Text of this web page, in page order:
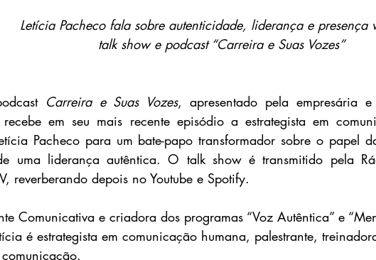
Letícia Pacheco fala sobre autenticidade, liderança e presença
talk show e podcast “Carreira e Suas Vozes”
Carreira e Suas Vozes, apresentado pela empresária e
em seu mais recente episódio a estrategista em
Pacheco para um bate-papo transformador sobre o papel
uma liderança autêntica. O talk show é transmitido pela
reverberando depois no Youtube e Spotify.
Comunicativa e criadora dos programas “Voz Autêntica” e
é estrategista em comunicação humana, palestrante,